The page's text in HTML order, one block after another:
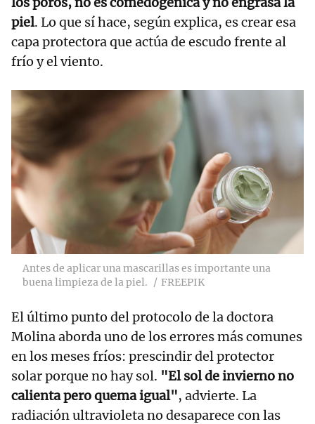
piel. Lo que sí hace, según explica, es crear esa
capa protectora que actúa de escudo frente al
frío y el viento.
Antes de aplicar una mascarillas es importante una
buena limpieza de la piel.
FREEPIK
El último punto del protocolo de la doctora
Molina aborda uno de los errores más comunes
en los meses fríos: prescindir del protector
solar porque no hay sol. "El sol de invierno no
calienta pero quema igual", advierte. La
radiación ultravioleta no desaparece con las